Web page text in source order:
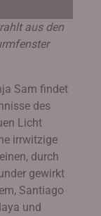
aus den
Sam findet
des
Licht
irrwitzige
durch
gewirkt
Santiago
und